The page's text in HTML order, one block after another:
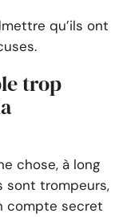
qu’ils ont
trop
chose, à long
sont trompeurs,
compte secret